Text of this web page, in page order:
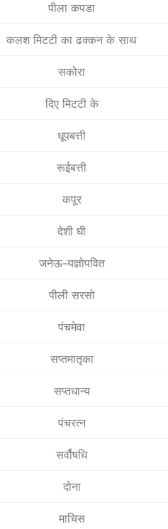
पीला कपडा
कलश मिटटी का ढक्कन के साथ
सकोरा
दिए मिटटी के
धूपबत्ती
रूईबत्ती
कपूर
देशी घी
जनेऊ-यज्ञोपवित
पीली सरसो
पंचमेवा
सप्तमातृका
सप्तधान्य
पंचरत्न
सर्वौषधि
दोना
माचिस